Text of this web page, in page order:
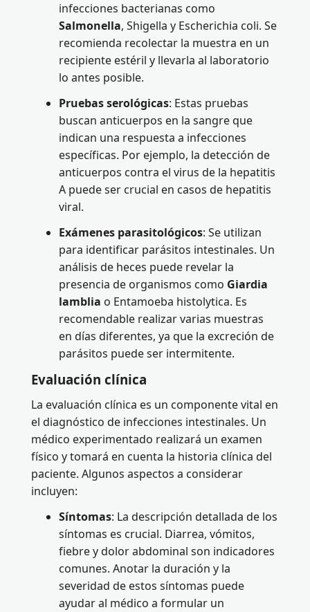
infecciones bacterianas como
Salmonella, Shigella y Escherichia coli. Se
recomienda recolectar la muestra en un
recipiente estéril y llevarla al laboratorio
lo antes posible.
Pruebas serológicas: Estas pruebas
buscan anticuerpos en la sangre que
indican una respuesta a infecciones
específicas. Por ejemplo, la detección de
anticuerpos contra el virus de la hepatitis
A puede ser crucial en casos de hepatitis
viral.
Exámenes parasitológicos: Se utilizan
para identificar parásitos intestinales. Un
análisis de heces puede revelar la
presencia de organismos como Giardia
lamblia o Entamoeba histolytica. Es
recomendable realizar varias muestras
en días diferentes, ya que la excreción de
parásitos puede ser intermitente.
Evaluación clínica
La evaluación clínica es un componente vital en
el diagnóstico de infecciones intestinales. Un
médico experimentado realizará un examen
físico y tomará en cuenta la historia clínica del
paciente. Algunos aspectos a considerar
incluyen:
Síntomas: La descripción detallada de los
síntomas es crucial. Diarrea, vómitos,
fiebre y dolor abdominal son indicadores
comunes. Anotar la duración y la
severidad de estos síntomas puede
ayudar al médico a formular un